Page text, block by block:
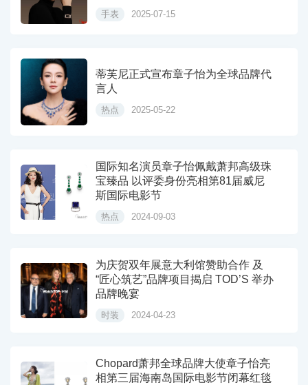
手表 2025-07-15
蒂芙尼正式宣布章子怡为全球品牌代
言人
热点 2025-05-22
国际知名演员章子怡佩戴萧邦高级珠
宝臻品 以评委身份亮相第81届威尼
斯国际电影节
热点 2024-09-03
为庆贺双年展意大利馆赞助合作 及
“匠心筑艺”品牌项目揭启 TOD’S 举办
品牌晚宴
时装 2024-04-23
Chopard萧邦全球品牌大使章子怡亮
相第三届海南岛国际电影节闭幕红毯